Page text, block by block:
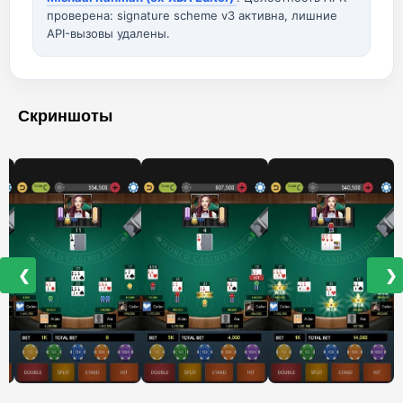
проверена: signature scheme v3 активна, лишние
API-вызовы удалены.
Скриншоты
❮ ❯